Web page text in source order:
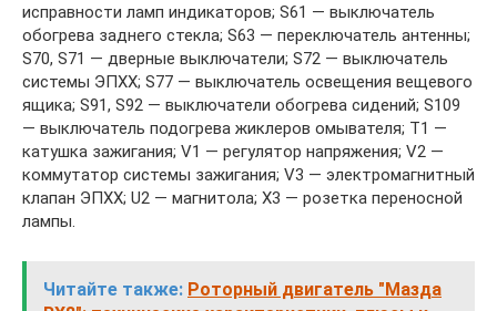
исправности ламп индикаторов; S61 — выключатель
обогрева заднего стекла; S63 — переключатель антенны;
S70, S71 — дверные выключатели; S72 — выключатель
системы ЭПХХ; S77 — выключатель освещения вещевого
ящика; S91, S92 — выключатели обогрева сидений; S109
— выключатель подогрева жиклеров омывателя; Т1 —
катушка зажигания; V1 — регулятор напряжения; V2 —
коммутатор системы зажигания; V3 — электромагнитный
клапан ЭПХХ; U2 — магнитола; Х3 — розетка переносной
лампы.
Читайте также: Роторный двигатель "Мазда